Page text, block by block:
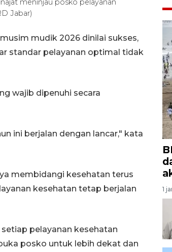
meninjau posko pelayanan
Jabar)
mudik 2026 dinilai sukses,
standar pelayanan optimal tidak
wajib dipenuhi secara
ini berjalan dengan lancar," kata
membidangi kesehatan terus
kesehatan tetap berjalan
pelayanan kesehatan
posko untuk lebih dekat dan
1